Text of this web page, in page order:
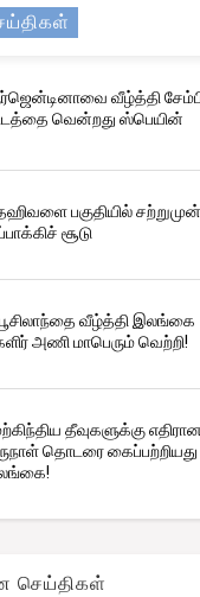
வீழ்த்தி
வென்றது ஸ்பெயின்
பகுதியில்
சூடு
வீழ்த்தி இலங்கை
அணி மாபெரும் வெற்றி!
தீவுகளுக்கு எதிரான
தொடரை கைப்பற்றியது
செய்திகள்